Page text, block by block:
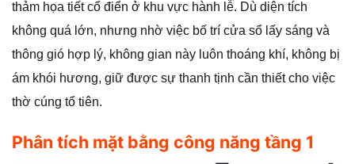
thảm họa tiết cổ điển ở khu vực hành lễ. Dù diện tích
không quá lớn, nhưng nhờ việc bố trí cửa sổ lấy sáng và
thông gió hợp lý, không gian này luôn thoáng khí, không bị
ám khói hương, giữ được sự thanh tịnh cần thiết cho việc
thờ cúng tổ tiên.
Phân tích mặt bằng công năng tầng 1